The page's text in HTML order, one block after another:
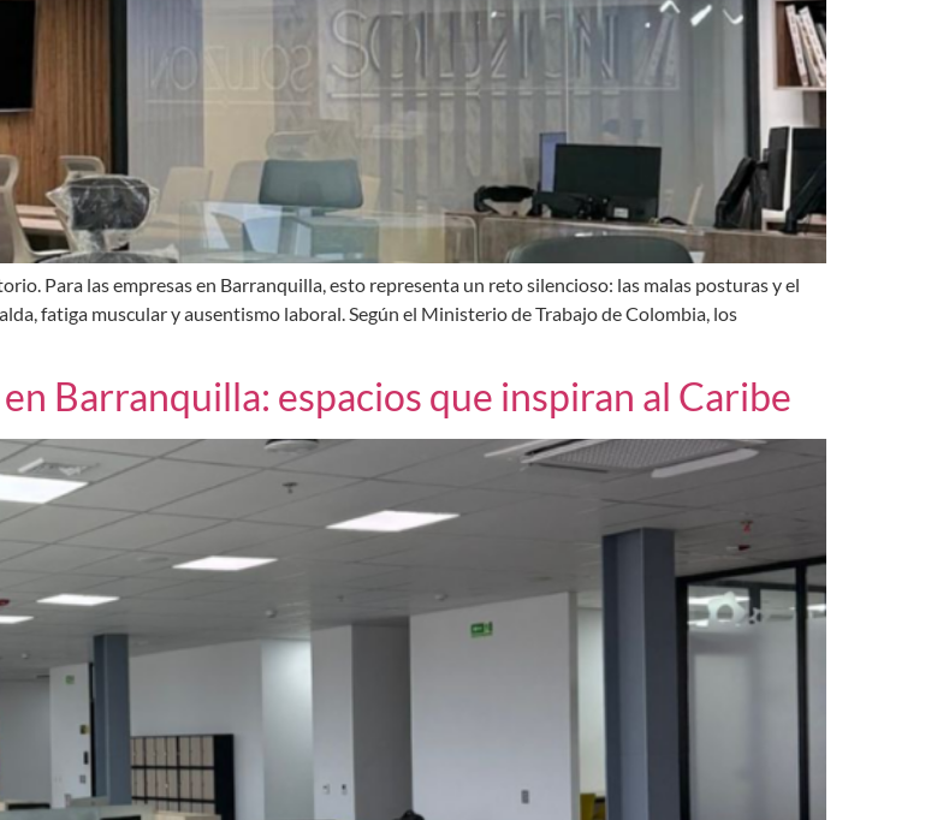
Para las empresas en Barranquilla, esto representa un reto silencioso: las malas posturas y el
fatiga muscular y ausentismo laboral. Según el Ministerio de Trabajo de Colombia, los
Barranquilla: espacios que inspiran al Caribe